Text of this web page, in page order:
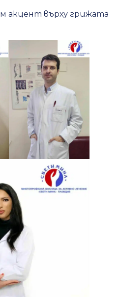
акцент върху грижата